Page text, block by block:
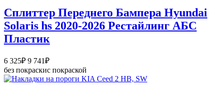
–
72
485₽
Сплиттер Переднего Бампера Hyundai
Solaris hs 2020-2026 Рестайлинг АБС
Пластик
6 325₽ 9 741₽Диапазон
цен:
6
без покраскис покраской